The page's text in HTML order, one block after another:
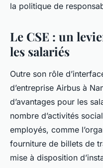
la politique de
Le CSE : un
les salariés
Outre son rôle
d’entreprise Airbus à
d’avantages pour les
nombre d’activités
employés, comme
fourniture de billets de
mise à disposition